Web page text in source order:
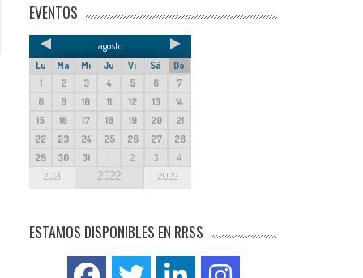
EVENTOS
agosto
Lu Ma Mi Ju Vi Sá
Do
1
2 3 4 5 6
7
8
9 10 11 12 13
14
15
16 17 18 19 20
21
22
23 24 25 26 27
28
29
30 31 1 2 3 4
2021 2022 2023
ESTAMOS DISPONIBLES EN RRSS